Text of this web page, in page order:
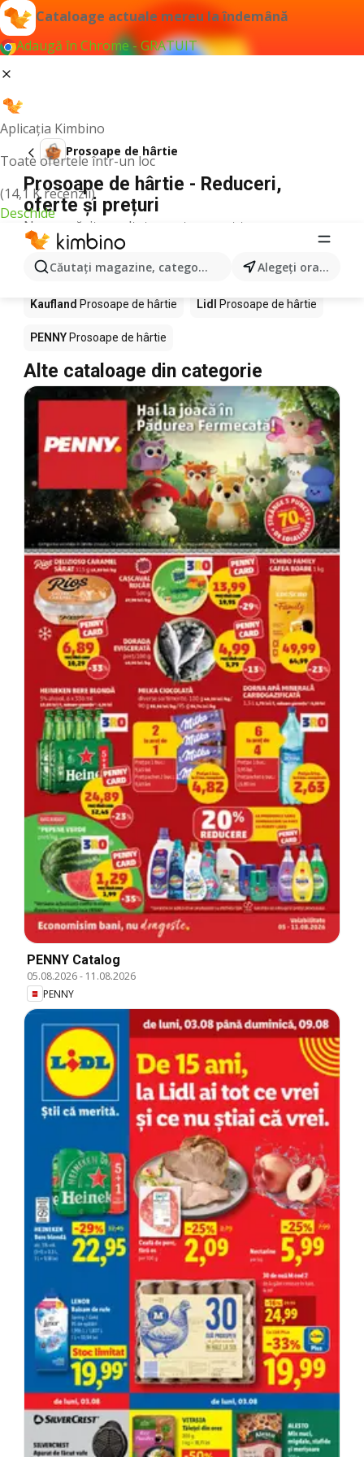
Cataloage actuale mereu la îndemână
Adaugă în Chrome - GRATUIT
Aplicația Kimbino
Toate ofertele într-un loc
(14,1 K recenzii)
Deschide
Căutaţi magazine, categorii, produse... Alegeţi oraşul
Prosoape de hârtie
Prosoape de hârtie - Reduceri,
oferte și prețuri
Nu am găsit rezultate pentru acest termen.
Prosoape de hârtie în acţiune - Unde
se cumpără?
Kaufland Prosoape de hârtie Lidl Prosoape de hârtie
PENNY Prosoape de hârtie
Alte cataloage din categorie
PENNY Catalog
05.08.2026- 11.08.2026
PENNY